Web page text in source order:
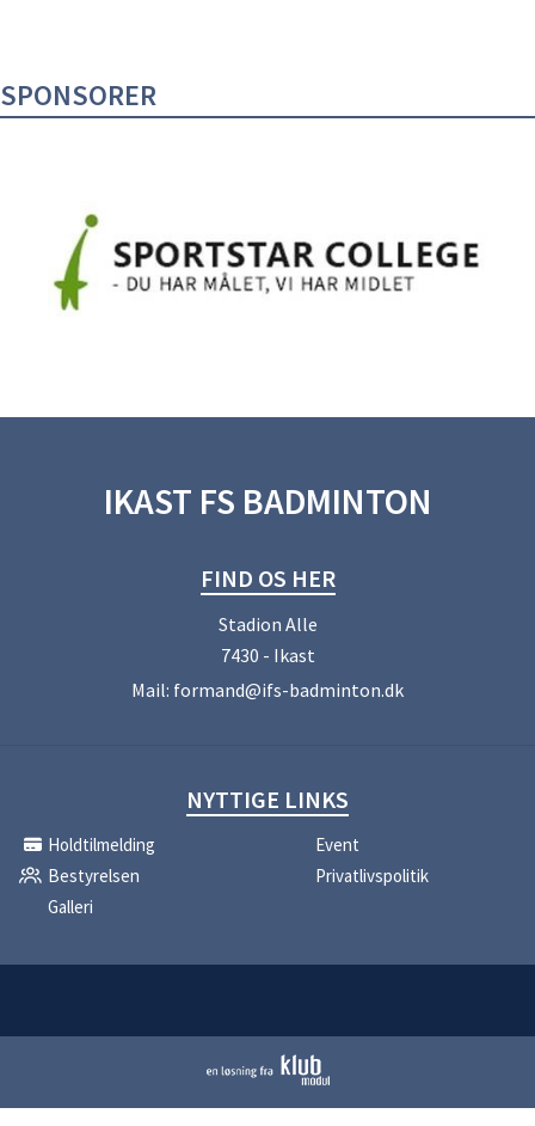
SPONSORER
IKAST FS BADMINTON
FIND OS HER
Stadion Alle
7430 - Ikast
Mail: formand@ifs-badminton.dk
NYTTIGE LINKS
Holdtilmelding
Event
Bestyrelsen
Privatlivspolitik
Galleri